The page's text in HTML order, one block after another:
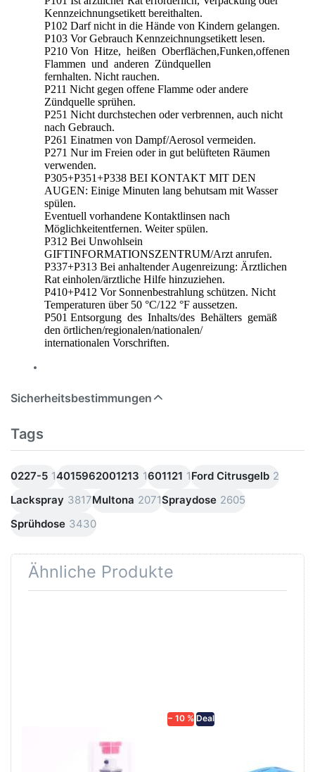
Kennzeichnungsetikett bereithalten.
P102 Darf nicht in die Hände von Kindern gelangen.
P103 Vor Gebrauch Kennzeichnungsetikett lesen.
P210 Von Hitze, heißen Oberflächen,Funken,offenen
Flammen und anderen Zündquellen
fernhalten. Nicht rauchen.
P211 Nicht gegen offene Flamme oder andere
Zündquelle sprühen.
P251 Nicht durchstechen oder verbrennen, auch nicht
nach Gebrauch.
P261 Einatmen von Dampf/Aerosol vermeiden.
P271 Nur im Freien oder in gut belüfteten Räumen
verwenden.
P305+P351+P338 BEI KONTAKT MIT DEN
AUGEN: Einige Minuten lang behutsam mit Wasser
spülen.
Eventuell vorhandene Kontaktlinsen nach
Möglichkeitentfernen. Weiter spülen.
P312 Bei Unwohlsein
GIFTINFORMATIONSZENTRUM/Arzt anrufen.
P337+P313 Bei anhaltender Augenreizung: Ärztlichen
Rat einholen/ärztliche Hilfe hinzuziehen.
P410+P412 Vor Sonnenbestrahlung schützen. Nicht
Temperaturen über 50 °C/122 °F aussetzen.
P501 Entsorgung des Inhalts/des Behälters gemäß
den örtlichen/regionalen/nationalen/
internationalen Vorschriften.
Sicherheitsbestimmungen
Tags
0227-5 14015962001213 1601121 1Ford Citrusgelb 2
Lackspray 3817Multona 2071Spraydose 2605
Sprühdose 3430
Ähnliche Produkte
SprayMax 2K Klarlack
hochglänzend
− 10 % Deal